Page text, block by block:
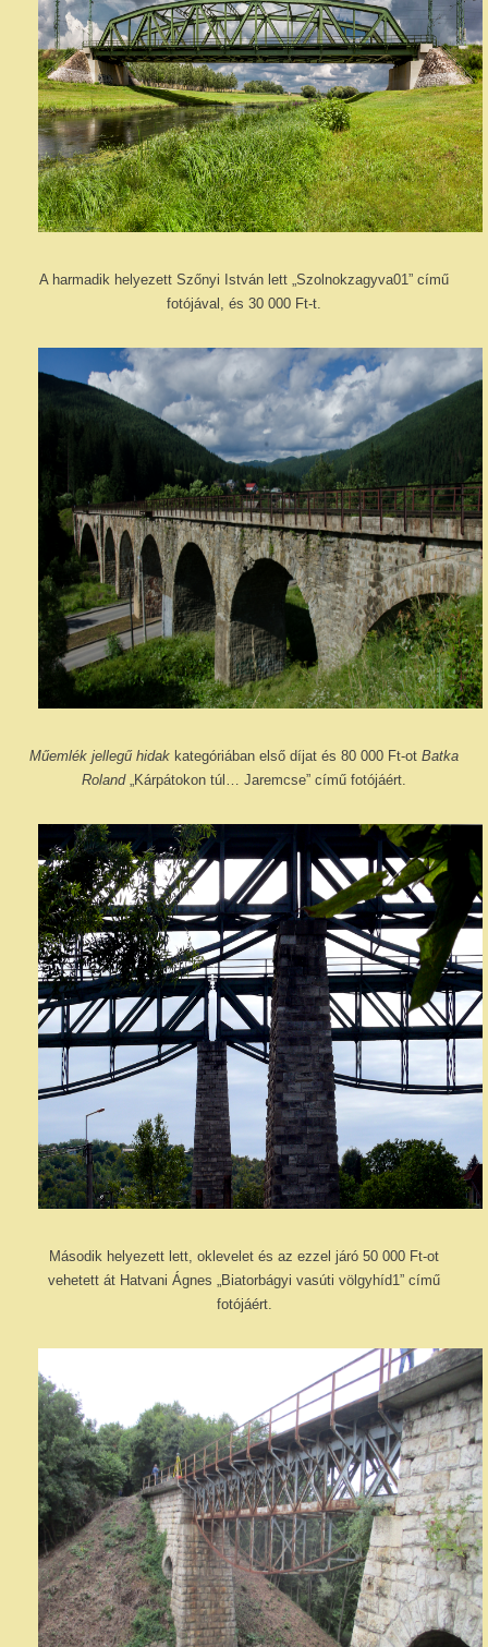
A harmadik helyezett Szőnyi István lett „Szolnokzagyva01” című
fotójával, és 30 000 Ft-t.
Műemlék jellegű hidak kategóriában első díjat és 80 000 Ft-ot Batka
Roland „Kárpátokon túl… Jaremcse” című fotójáért.
Második helyezett lett, oklevelet és az ezzel járó 50 000 Ft-ot
vehetett át Hatvani Ágnes „Biatorbágyi vasúti völgyhíd1” című
fotójáért.